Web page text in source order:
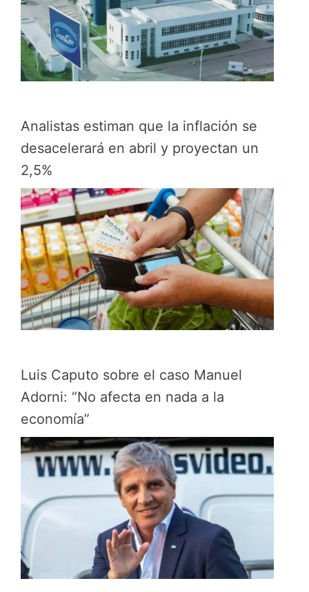
Analistas estiman que la inflación se
desacelerará en abril y proyectan un
2,5%
Luis Caputo sobre el caso Manuel
Adorni: “No afecta en nada a la
economía”